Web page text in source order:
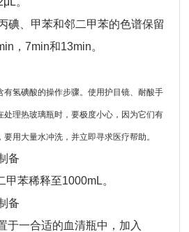
、甲苯和邻二甲苯的色谱保留
，7min和13min。
有氢碘酸的操作步骤。使用护目镜、耐酸手
处理热玻璃瓶时，要极度小心，因为它们有
用大量水冲洗，并立即寻求医疗帮助。
备
苯稀释至1000mL。
备
于一合适的血清瓶中，加入